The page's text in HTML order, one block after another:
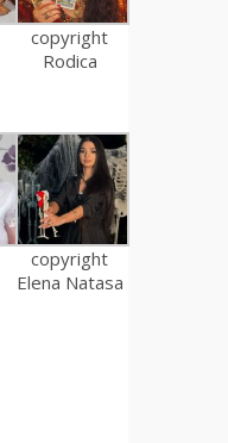
copyright
Rodica
copyright
Elena Natasa